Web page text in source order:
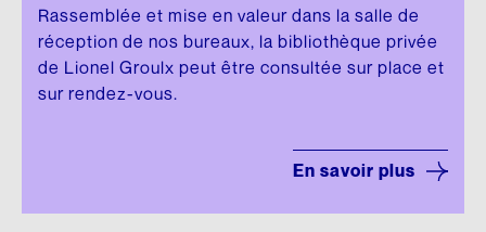
Rassemblée et mise en valeur dans la salle de
réception de nos bureaux, la bibliothèque privée
de Lionel Groulx peut être consultée sur place et
sur rendez-vous.
En savoir plus